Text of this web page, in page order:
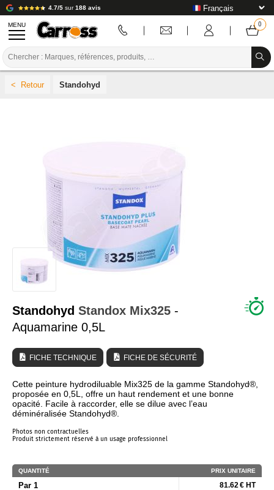
4.7/5 sur188 avis
MENU
OUTILLAGE CARROSSERIE
ÉQUIPEMENT ATELIER CARROSSERIE
INSTALLATION LABO
TUTORIEL & CONSEILS
Standohyd
Standohyd Standox Mix325 -
Aquamarine 0,5L
FICHE TECHNIQUE FICHE DE SÉCURITÉ
Cette peinture hydrodiluable Mix325 de la gamme Standohyd®,
proposée en 0,5L, offre un haut rendement et une bonne
opacité. Facile à raccorder, elle se dilue avec l’eau
déminéralisée Standohyd®.
Photos non contractuelles
Produit strictement réservé à un usage professionnel
QUANTITÉ PRIX UNITAIRE
Par 1 81.62 € HT